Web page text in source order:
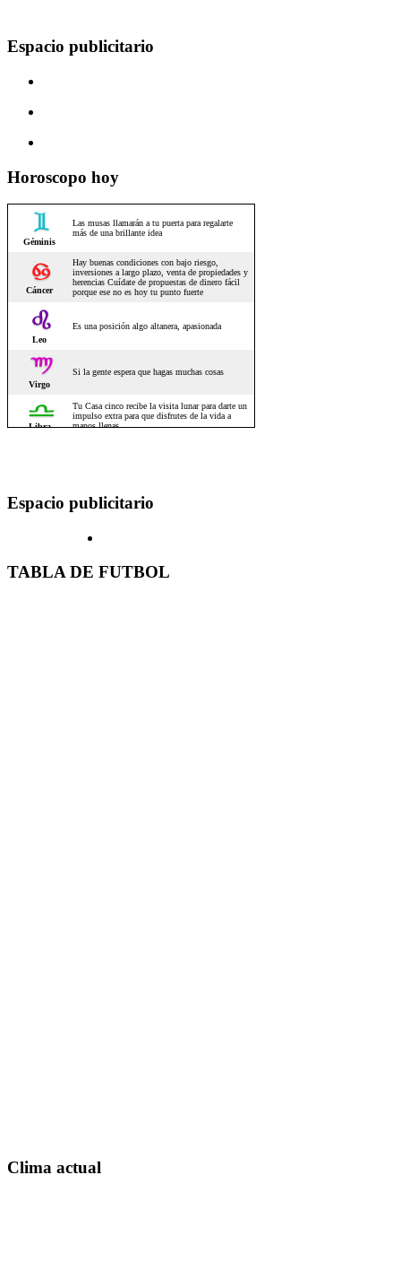
Espacio publicitario
Horoscopo hoy
Espacio publicitario
TABLA DE FUTBOL
Clima actual